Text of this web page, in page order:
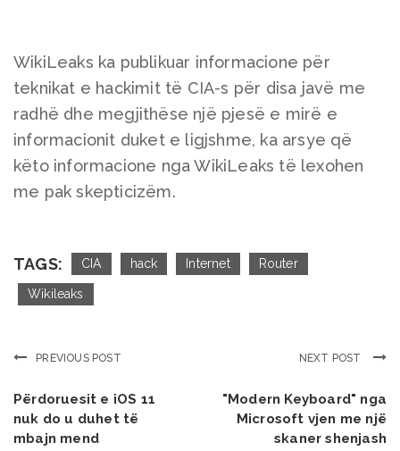
WikiLeaks ka publikuar informacione për
teknikat e hackimit të CIA-s për disa javë me
radhë dhe megjithëse një pjesë e mirë e
informacionit duket e ligjshme, ka arsye që
këto informacione nga WikiLeaks të lexohen
me pak skepticizëm.
TAGS: CIA hack Internet Router
Wikileaks
PREVIOUS POST
Përdoruesit e iOS 11
nuk do u duhet të
mbajn mend
NEXT POST
"Modern Keyboard" nga
Microsoft vjen me një
skaner shenjash